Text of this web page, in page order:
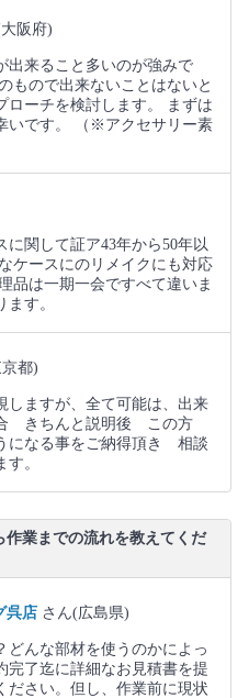
阪府)
出来ること多いのが強みで
もので出来ないことはないと
ローチを検討します。 まずは
いです。 （※アクセサリー素
関して証ア43年から50年以
ケースにのリメイクにも対応
品は一期一会ですべて違いま
す。
都)
しますが、全て可能は、出来
きちんと説明後 この方
になる事をご納得頂き 相談
。
作業までの流れを教えてくだ
呉店 さん(広島県)
どんな部材を使うのかによっ
完了迄に詳細なお見積書を提
ださい。但し、作業前に現状